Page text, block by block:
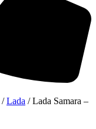
/Lada / Lada Samara –